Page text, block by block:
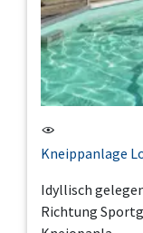
Kneippanlage
Idyllisch
Richtung